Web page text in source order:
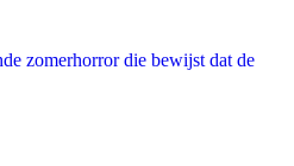
zomerhorror die bewijst dat de